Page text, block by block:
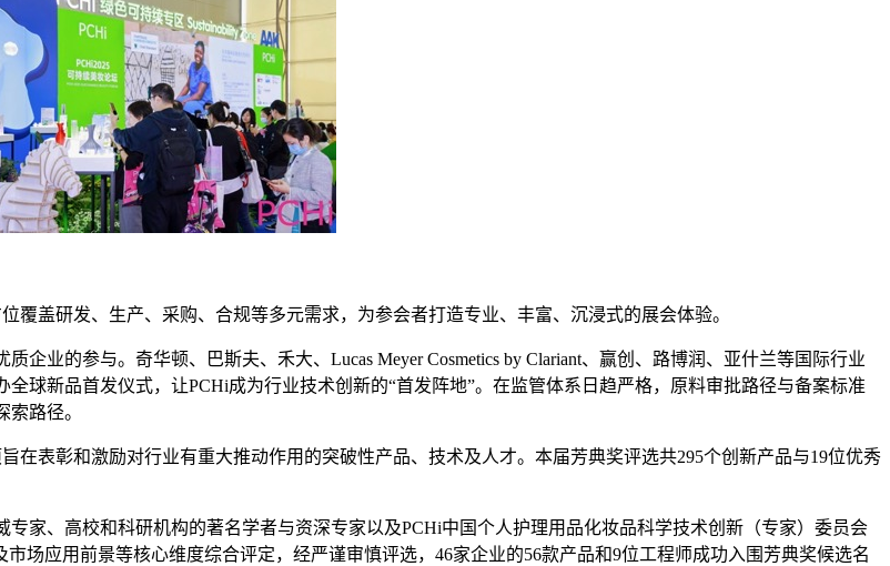
覆盖研发、生产、采购、合规等多元需求，为参会者打造专业、丰富、沉浸式的展会体验。
业的参与。奇华顿、巴斯夫、禾大、Lucas Meyer Cosmetics by Clariant、赢创、路博润、亚什兰等国际行业
球新品首发仪式，让PCHi成为行业技术创新的“首发阵地”。在监管体系日趋严格，原料审批路径与备案标准
路径。
在表彰和激励对行业有重大推动作用的突破性产品、技术及人才。本届芳典奖评选共295个创新产品与19位优秀
家、高校和科研机构的著名学者与资深专家以及PCHi中国个人护理用品化妆品科学技术创新（专家）委员会
场应用前景等核心维度综合评定，经严谨审慎评选，46家企业的56款产品和9位工程师成功入围芳典奖候选名